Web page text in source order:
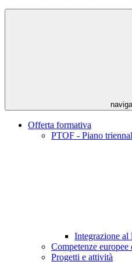
Offerta formativa
PTOF - Piano
Integrazione
Competenze
Progetti e attività